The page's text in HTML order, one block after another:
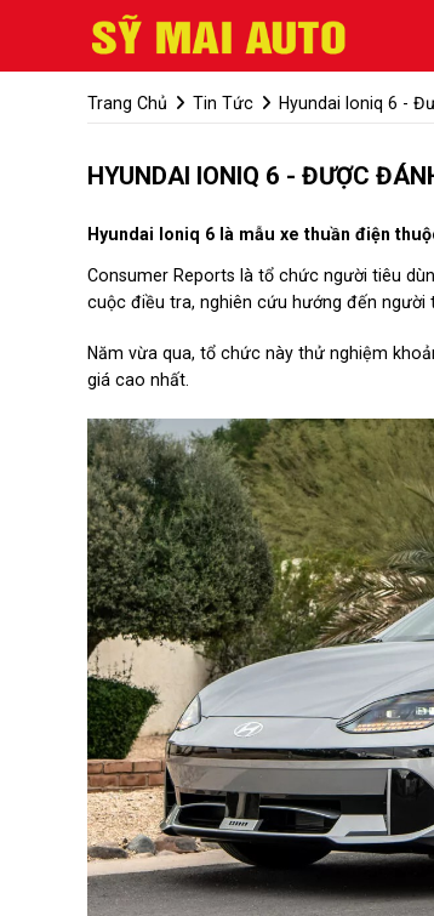
Trang Chủ Tin Tức Hyundai Ioniq 6 -
HYUNDAI IONIQ 6 - ĐƯỢC
Hyundai Ioniq 6 là mẫu xe thuần điện
Consumer Reports là tổ chức người tiêu
cuộc điều tra, nghiên cứu hướng đến người
Năm vừa qua, tổ chức này thử nghiệm
giá cao nhất.